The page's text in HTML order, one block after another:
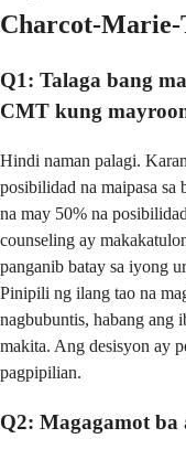
Charcot-Marie-
Q1: Talaga bang
CMT kung
Hindi naman palagi.
posibilidad na maipasa
na may 50% na
counseling ay
panganib batay sa iyong
Pinipili ng ilang tao na
nagbubuntis, habang ang
makita. Ang desisyon ay
pagpipilian.
Q2: Magagamot